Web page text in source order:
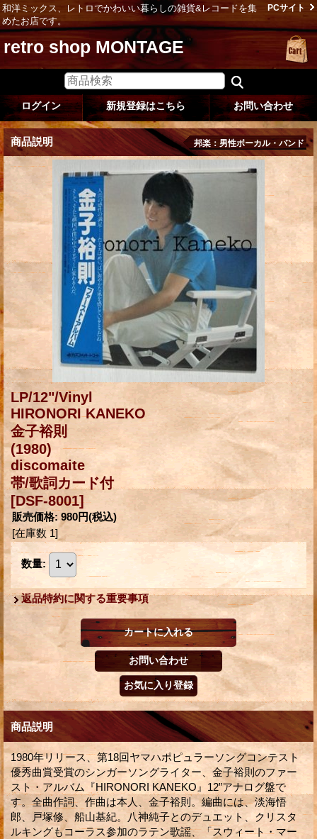
和洋ミックス、レトロでかわいい暮らしの雑貨&レコードを集
めたお店です。
PCサイト
retro shop MONTAGE
ログイン 新規登録はこちら お問い合わせ
商品説明 邦楽：男性ボーカル・バンド
LP/12"/Vinyl
HIRONORI KANEKO
金子裕則
(1980)
discomaite
帯/歌詞カード付
[DSF-8001]
販売価格: 980円(税込)
[在庫数 1]
数量:
返品特約に関する重要事項
商品説明
1980年リリース、第18回ヤマハポピュラーソングコンテスト
優秀曲賞受賞のシンガーソングライター、金子裕則のファー
スト・アルバム『HIRONORI KANEKO』12”アナログ盤で
す。全曲作詞、作曲は本人、金子裕則。編曲には、淡海悟
郎、戸塚修、船山基紀。八神純子とのデュエット、クリスタ
ルキングもコーラス参加のラテン歌謡、「スウィート・マー